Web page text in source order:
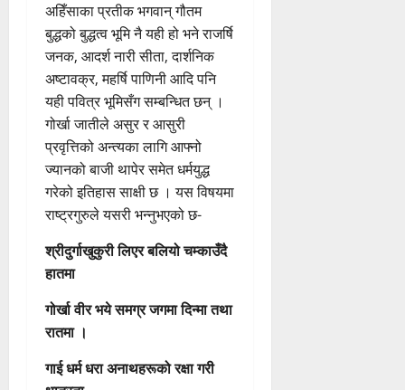
अहिँसाका प्रतीक भगवान् गौतम
बुद्धको बुद्धत्व भूमि नै यही हो भने राजर्षि
जनक‚ आदर्श नारी सीता‚ दार्शनिक
अष्टावक्र‚ महर्षि पाणिनी आदि पनि
यही पवित्र भूमिसँग सम्बन्धित छन् ।
गोर्खा जातीले असुर र आसुरी
प्रवृत्तिको अन्त्यका लागि आफ्नो
ज्यानको बाजी थापेर समेत धर्मयुद्ध
गरेको इतिहास साक्षी छ । यस विषयमा
राष्ट्रगुरुले यसरी भन्नुभएको छ-
श्रीदुर्गाखुकुरी लिएर बलियो चम्काउँदै
हातमा
गोर्खा वीर भये समग्र जगमा दिन्मा तथा
रातमा ।
गाई धर्म धरा अनाथहरूको रक्षा गरी